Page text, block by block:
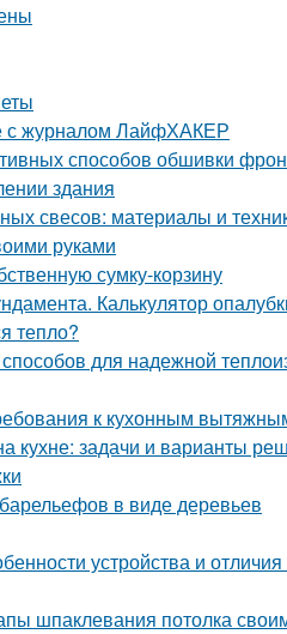
с журналом ЛайфХАКЕР
способов обшивки
здания
свесов: материалы и
руками
сумку-корзину
Калькулятор
тепло?
для надежной
к кухонным
кухне: задачи и варианты
в виде деревьев
устройства и отличия
шпаклевания потолка